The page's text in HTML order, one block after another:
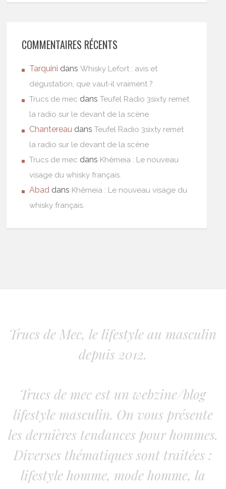
COMMENTAIRES RÉCENTS
Tarquini dansWhisky Lefort : avis et
dégustation, que vaut-il vraiment ?
Trucs de mec dansTeufel Radio 3sixty remet
la radio sur le devant de la scène
Chantereau dansTeufel Radio 3sixty remet
la radio sur le devant de la scène
Trucs de mec dans Khêmeia : Le nouveau
visage du whisky français.
Abad dans Khêmeia : Le nouveau visage du
whisky français.
Trucs de Mec, le lifestyle au masculin
depuis 2012.
Trucs de mec est un webzine/blog
lifestyle masculin. On vous présente
les dernières tendances pour hommes.
Diverses thématiques sont traitées :
lifestyle homme, mode homme, la